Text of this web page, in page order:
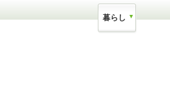
暮らし